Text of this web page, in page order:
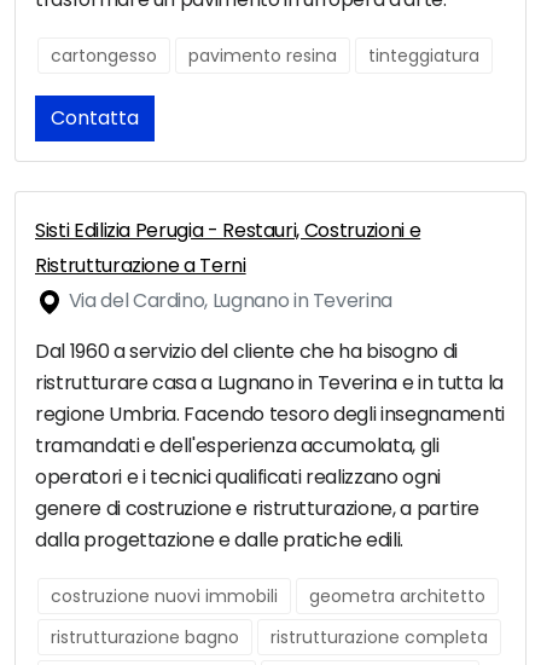
cartongesso pavimento resina tinteggiatura
Contatta
Sisti Edilizia Perugia - Restauri, Costruzioni e
Ristrutturazione a Terni
Via del Cardino, Lugnano in Teverina
Dal 1960 a servizio del cliente che ha bisogno di
ristrutturare casa a Lugnano in Teverina e in tutta la
regione Umbria. Facendo tesoro degli insegnamenti
tramandati e dell'esperienza accumolata, gli
operatori e i tecnici qualificati realizzano ogni
genere di costruzione e ristrutturazione, a partire
dalla progettazione e dalle pratiche edili.
costruzione nuovi immobili
geometra architetto
ristrutturazione bagno
ristrutturazione completa